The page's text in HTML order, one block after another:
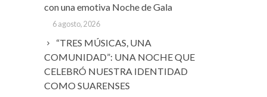
con una emotiva Noche de Gala
6 agosto, 2026
“TRES MÚSICAS, UNA
COMUNIDAD”: UNA NOCHE QUE
CELEBRÓ NUESTRA IDENTIDAD
COMO SUARENSES